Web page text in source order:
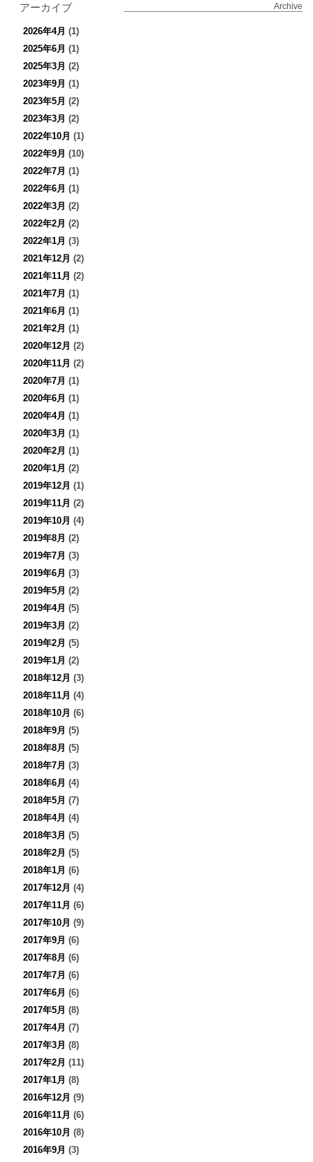
アーカイブ Archive
2026年4月 (1)
2025年6月 (1)
2025年3月 (2)
2023年9月 (1)
2023年5月 (2)
2023年3月 (2)
2022年10月 (1)
2022年9月 (10)
2022年7月 (1)
2022年6月 (1)
2022年3月 (2)
2022年2月 (2)
2022年1月 (3)
2021年12月 (2)
2021年11月 (2)
2021年7月 (1)
2021年6月 (1)
2021年2月 (1)
2020年12月 (2)
2020年11月 (2)
2020年7月 (1)
2020年6月 (1)
2020年4月 (1)
2020年3月 (1)
2020年2月 (1)
2020年1月 (2)
2019年12月 (1)
2019年11月 (2)
2019年10月 (4)
2019年8月 (2)
2019年7月 (3)
2019年6月 (3)
2019年5月 (2)
2019年4月 (5)
2019年3月 (2)
2019年2月 (5)
2019年1月 (2)
2018年12月 (3)
2018年11月 (4)
2018年10月 (6)
2018年9月 (5)
2018年8月 (5)
2018年7月 (3)
2018年6月 (4)
2018年5月 (7)
2018年4月 (4)
2018年3月 (5)
2018年2月 (5)
2018年1月 (6)
2017年12月 (4)
2017年11月 (6)
2017年10月 (9)
2017年9月 (6)
2017年8月 (6)
2017年7月 (6)
2017年6月 (6)
2017年5月 (8)
2017年4月 (7)
2017年3月 (8)
2017年2月 (11)
2017年1月 (8)
2016年12月 (9)
2016年11月 (6)
2016年10月 (8)
2016年9月 (3)